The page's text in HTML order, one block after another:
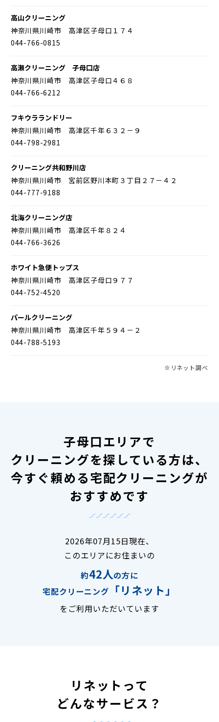
高山クリーニング
神奈川県川崎市 高津区子母口１７４
044-766-0815
高瀬クリーニング 子母口店
神奈川県川崎市 高津区子母口４６８
044-766-6212
フキウラランドリー
神奈川県川崎市 高津区千年６３２－９
044-798-2981
クリーニング共和野川店
神奈川県川崎市 宮前区野川本町３丁目２７－４２
044-777-9188
北海クリーニング店
神奈川県川崎市 高津区千年８２４
044-766-3626
ホワイト急便トップス
神奈川県川崎市 高津区子母口９７７
044-752-4520
パールクリーニング
神奈川県川崎市 高津区千年５９４－２
044-788-5193
※リネット調べ
子母口エリアで
クリーニングを探している方は、
今すぐ頼める宅配クリーニングが
おすすめです
2026年07月15日現在、
このエリアにお住まいの
約42人の方に
宅配クリーニング
「リネット」
をご利用いただいています
リネットって
どんなサービス？